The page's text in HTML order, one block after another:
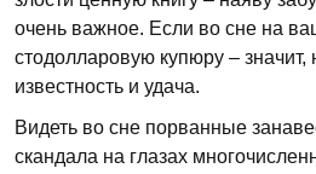
очень важное. Если во сне на
стодолларовую купюру –
известность и удача.
Видеть во сне порванные
скандала на глазах